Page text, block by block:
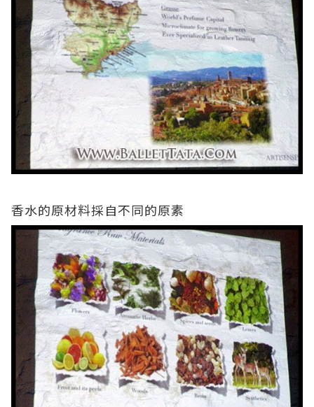
香水的原材料採自不同的原素